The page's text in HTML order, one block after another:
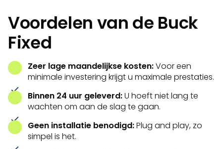
Voordelen van de Buck
Fixed
Zeer lage maandelijkse kosten:Voor een
minimale investering krijgt u maximale prestaties.
Binnen 24 uur geleverd:U hoeft niet lang te
wachten om aan de slag te gaan.
Geen installatie benodigd:Plug and play, zo
simpel is het.